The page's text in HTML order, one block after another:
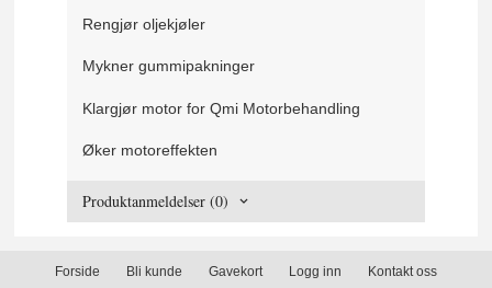
Rengjør oljekjøler
Mykner gummipakninger
Klargjør motor for Qmi Motorbehandling
Øker motoreffekten
Produktanmeldelser (0)
Forside Bli kunde Gavekort Logg inn Kontakt oss